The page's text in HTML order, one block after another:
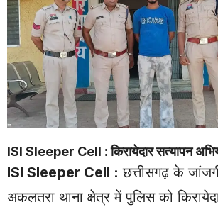
ISI Sleeper Cell : किरायेदार सत्यापन
ISI Sleeper Cell : छत्तीसगढ़ के
अकलतरा थाना क्षेत्र में पुलिस को